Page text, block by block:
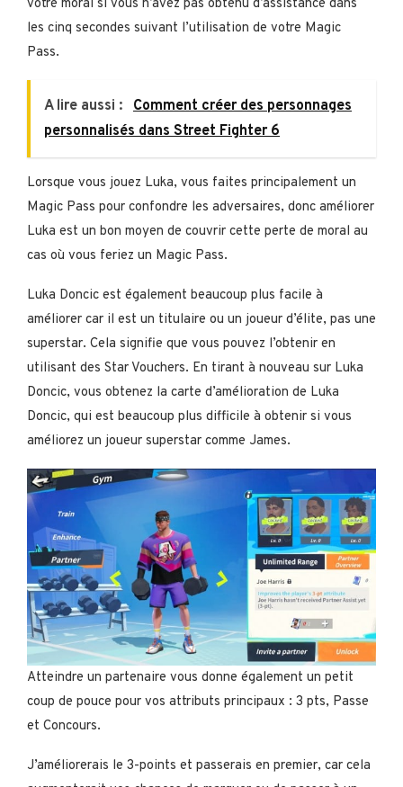
votre moral si vous n’avez pas obtenu d’assistance dans
les cinq secondes suivant l’utilisation de votre Magic
Pass.
A lire aussi : Comment créer des personnages
personnalisés dans Street Fighter 6
Lorsque vous jouez Luka, vous faites principalement un
Magic Pass pour confondre les adversaires, donc améliorer
Luka est un bon moyen de couvrir cette perte de moral au
cas où vous feriez un Magic Pass.
Luka Doncic est également beaucoup plus facile à
améliorer car il est un titulaire ou un joueur d’élite, pas une
superstar. Cela signifie que vous pouvez l’obtenir en
utilisant des Star Vouchers. En tirant à nouveau sur Luka
Doncic, vous obtenez la carte d’amélioration de Luka
Doncic, qui est beaucoup plus difficile à obtenir si vous
améliorez un joueur superstar comme James.
Atteindre un partenaire vous donne également un petit
coup de pouce pour vos attributs principaux : 3 pts, Passe
et Concours.
J’améliorerais le 3-points et passerais en premier, car cela